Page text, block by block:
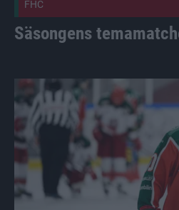
FHC
Säsongens
Sex i två landslag Publicerad